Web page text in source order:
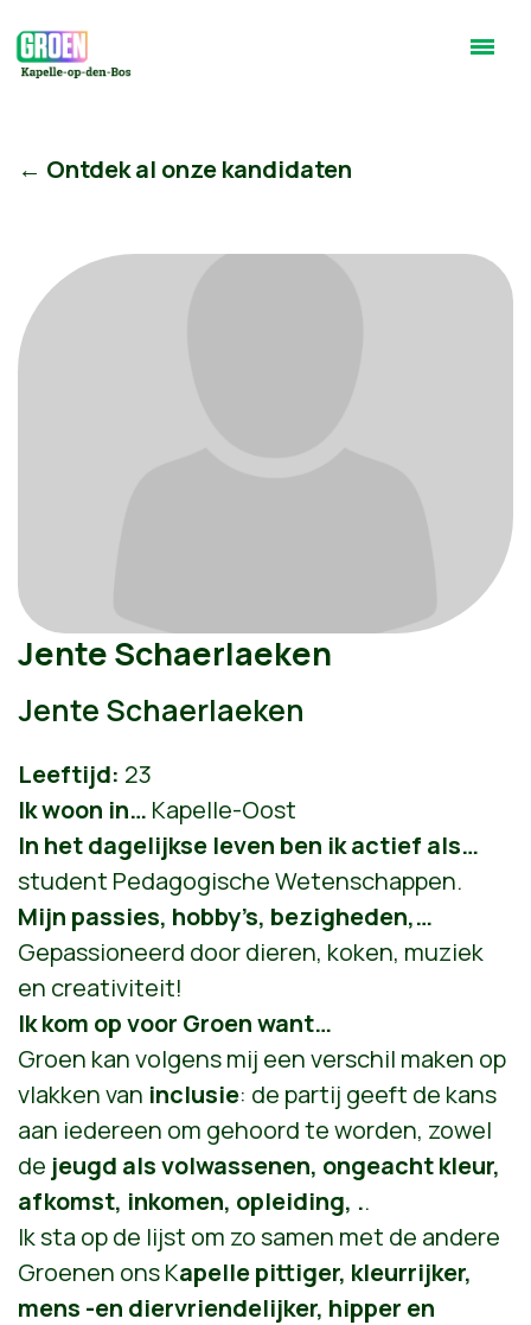
← Ontdek al onze kandidaten
Jente Schaerlaeken
Jente Schaerlaeken
Leeftijd: 23
Ik woon in… Kapelle-Oost
In het dagelijkse leven ben ik actief als…
student Pedagogische Wetenschappen.
Mijn passies, hobby’s, bezigheden,…
Gepassioneerd door dieren, koken, muziek
en creativiteit!
Ik kom op voor Groen want…
Groen kan volgens mij een verschil maken op
vlakken van inclusie: de partij geeft de kans
aan iedereen om gehoord te worden, zowel
de jeugd als volwassenen, ongeacht kleur,
afkomst, inkomen, opleiding, ..
Ik sta op de lijst om zo samen met de andere
Groenen ons Kapelle pittiger, kleurrijker,
mens -en diervriendelijker, hipper en